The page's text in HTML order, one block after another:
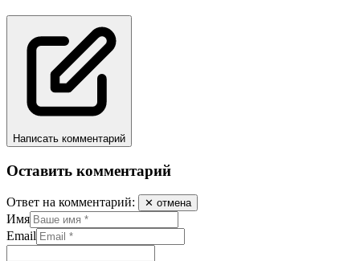
Написать комментарий
Оставить комментарий
Ответ на комментарий: ✕ отмена
Имя
Email